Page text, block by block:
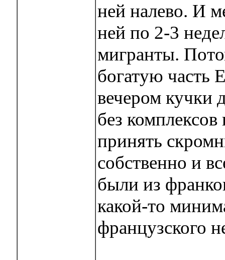
ней налево. И
ней по 2-3
мигранты.
богатую
вечером кучки
без комплексов
принять
собственно и
были из
какой-то
французского